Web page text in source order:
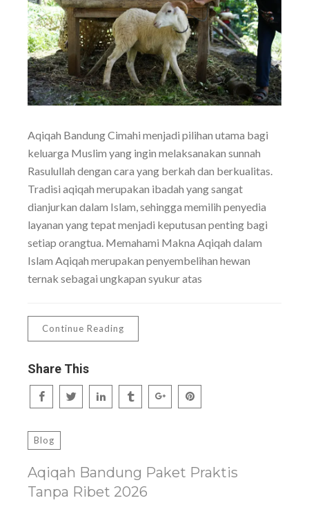
Aqiqah Bandung Cimahi menjadi pilihan utama bagi
keluarga Muslim yang ingin melaksanakan sunnah
Rasulullah dengan cara yang berkah dan berkualitas.
Tradisi aqiqah merupakan ibadah yang sangat
dianjurkan dalam Islam, sehingga memilih penyedia
layanan yang tepat menjadi keputusan penting bagi
setiap orangtua. Memahami Makna Aqiqah dalam
Islam Aqiqah merupakan penyembelihan hewan
ternak sebagai ungkapan syukur atas
Continue Reading
Share This
Blog
Aqiqah Bandung Paket Praktis
Tanpa Ribet 2026